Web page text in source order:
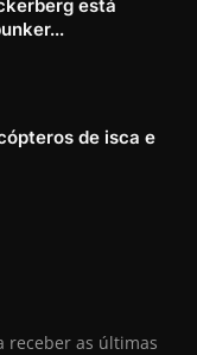
está
de isca e
receber as últimas